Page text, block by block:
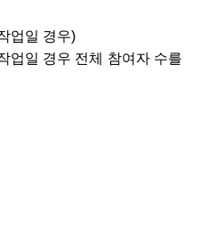
업일 경우)
업일 경우 전체 참여자 수를